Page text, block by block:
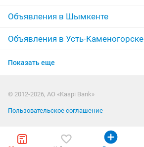
Объявления в Шымкенте
Объявления в Усть-Каменогорске
Объявления в Актобе
Объявления в Таразе
Объявления в Павлодаре
Показать еще
© 2012-2026, АО «Kaspi Bank»
Пользовательское соглашение